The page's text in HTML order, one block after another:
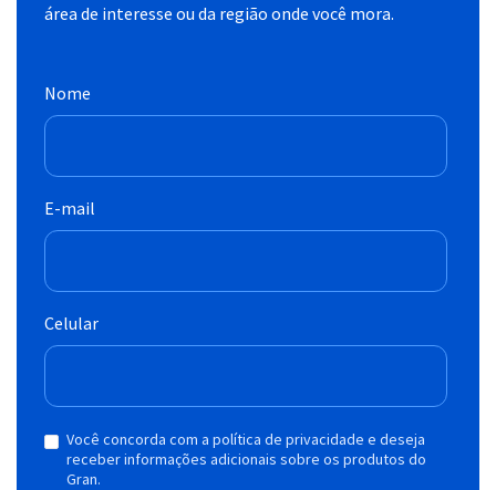
área de interesse ou da região onde você mora.
Nome
E-mail
Celular
Você concorda com a política de privacidade e deseja
receber informações adicionais sobre os produtos do
Gran.